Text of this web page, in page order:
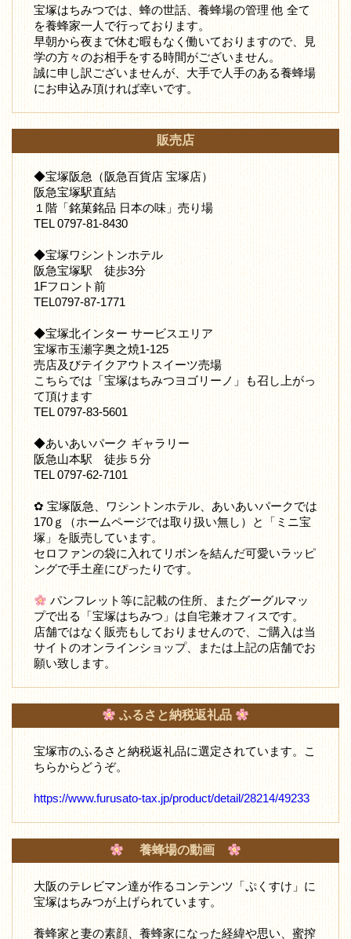
宝塚はちみつでは、蜂の世話、養蜂場の管理 他 全て
を養蜂家一人で行っております。
早朝から夜まで休む暇もなく働いておりますので、見
学の方々のお相手をする時間がございません。
誠に申し訳ございませんが、大手で人手のある養蜂場
にお申込み頂ければ幸いです。
販売店
◆宝塚阪急（阪急百貨店 宝塚店）
阪急宝塚駅直結
１階「銘菓銘品 日本の味」売り場
TEL 0797-81-8430
◆宝塚ワシントンホテル
阪急宝塚駅 徒歩3分
1Fフロント前
TEL0797-87-1771
◆宝塚北インター サービスエリア
宝塚市玉瀬字奥之焼1-125
売店及びテイクアウトスイーツ売場
こちらでは「宝塚はちみつヨゴリーノ」も召し上がっ
て頂けます
TEL 0797-83-5601
◆あいあいパーク ギャラリー
阪急山本駅 徒歩５分
TEL 0797-62-7101
✿ 宝塚阪急、ワシントンホテル、あいあいパークでは
170ｇ（ホームページでは取り扱い無し）と「ミニ宝
塚」を販売しています。
セロファンの袋に入れてリボンを結んだ可愛いラッピ
ングで手土産にぴったりです。
パンフレット等に記載の住所、またグーグルマッ
プで出る「宝塚はちみつ」は自宅兼オフィスです。
店舗ではなく販売もしておりませんので、ご購入は当
サイトのオンラインショップ、または上記の店舗でお
願い致します。
ふるさと納税返礼品
宝塚市のふるさと納税返礼品に選定されています。こ
ちらからどうぞ。
https://www.furusato-tax.jp/product/detail/28214/49233
養蜂場の動画
大阪のテレビマン達が作るコンテンツ「ぷくすけ」に
宝塚はちみつが上げられています。
養蜂家と妻の素顔、養蜂家になった経緯や思い、蜜搾